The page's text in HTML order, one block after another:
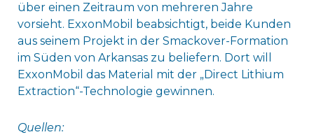
über einen Zeitraum von mehreren Jahre
vorsieht. ExxonMobil beabsichtigt, beide Kunden
aus seinem Projekt in der Smackover-Formation
im Süden von Arkansas zu beliefern. Dort will
ExxonMobil das Material mit der „Direct Lithium
Extraction“-Technologie gewinnen.
Quellen: